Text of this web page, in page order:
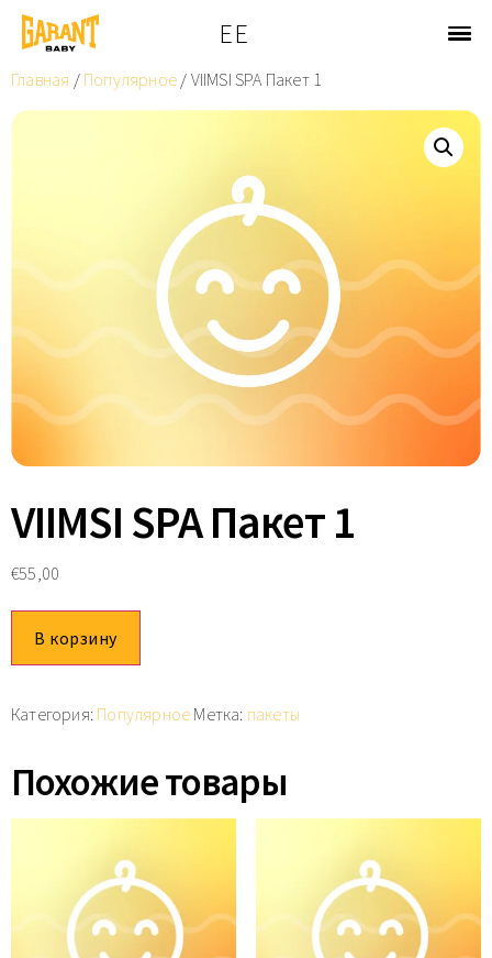
EE
Главная / Популярное / VIIMSI SPA Пакет 1
VIIMSI SPA Пакет 1
€55,00
В корзину
Категория: Популярное Метка: пакеты
Похожие товары